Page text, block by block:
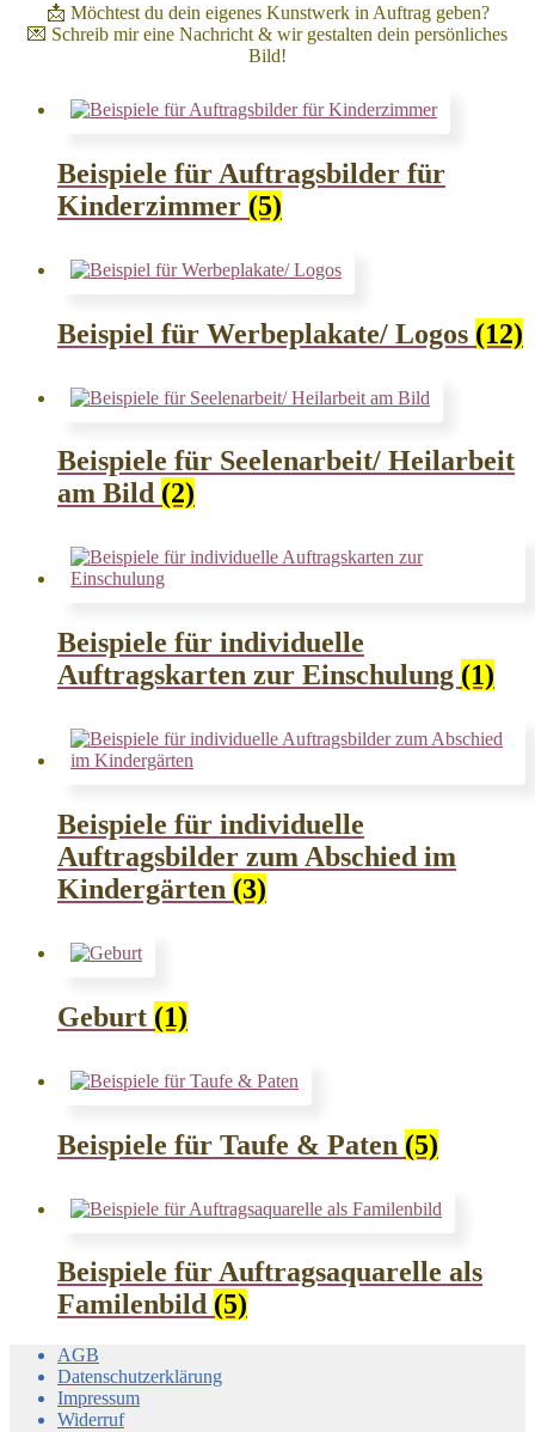
📩 Möchtest du dein eigenes Kunstwerk in Auftrag geben?
💌 Schreib mir eine Nachricht & wir gestalten dein persönliches
Bild!
Beispiele für Auftragsbilder für
Kinderzimmer (5)
Beispiel für Werbeplakate/ Logos (12)
Beispiele für Seelenarbeit/ Heilarbeit
am Bild (2)
Beispiele für individuelle
Auftragskarten zur Einschulung (1)
Beispiele für individuelle
Auftragsbilder zum Abschied im
Kindergärten (3)
Geburt (1)
Beispiele für Taufe & Paten (5)
Beispiele für Auftragsaquarelle als
Familenbild (5)
AGB
Datenschutzerklärung
Impressum
Widerruf